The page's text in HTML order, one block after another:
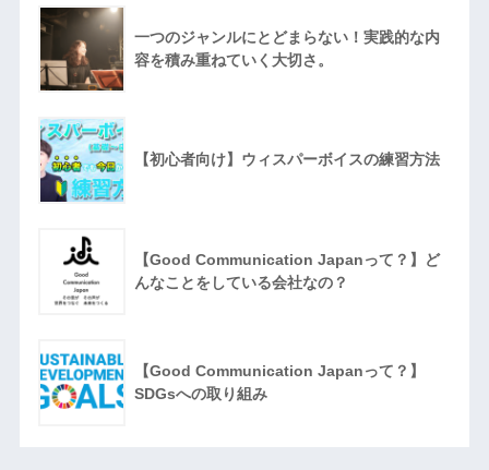
一つのジャンルにとどまらない！実践的な内
容を積み重ねていく大切さ。
【初心者向け】ウィスパーボイスの練習方法
【Good Communication Japanって？】ど
んなことをしている会社なの？
【Good Communication Japanって？】
SDGsへの取り組み